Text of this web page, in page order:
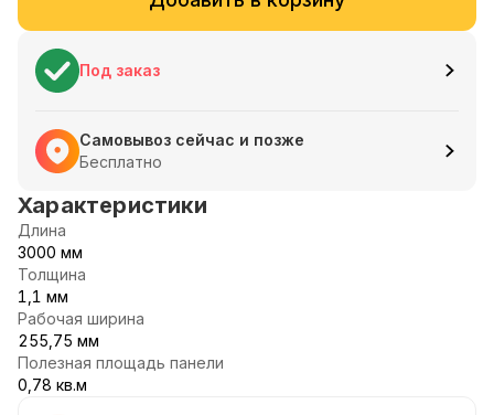
Под заказ
Самовывоз сейчас и позже
Бесплатно
Характеристики
Длина
3000 мм
Толщина
1,1 мм
Рабочая ширина
255,75 мм
Полезная площадь панели
0,78 кв.м